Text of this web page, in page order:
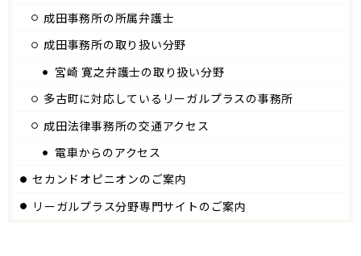
成田事務所の所属弁護士
成田事務所の取り扱い分野
宮崎 寛之弁護士の取り扱い分野
多古町に対応しているリーガルプラスの事務所
成田法律事務所の交通アクセス
電車からのアクセス
セカンドオピニオンのご案内
リーガルプラス分野専門サイトのご案内